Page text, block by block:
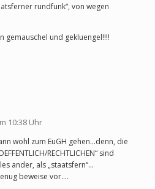
rundfunk“, von wegen
gemauschel und gekluengel!!!!
10:38 Uhr
wohl zum EuGH gehen…denn, die
RECHTLICHEN“ sind
ander, als „staatsfern“…
beweise vor….